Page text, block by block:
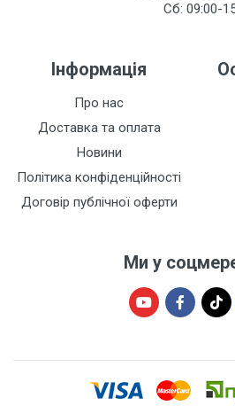
Сб: 09:00-
Інформація
Про нас
Доставка та оплата
Новини
Політика конфіденційності
Договір публічної оферти
Ми у